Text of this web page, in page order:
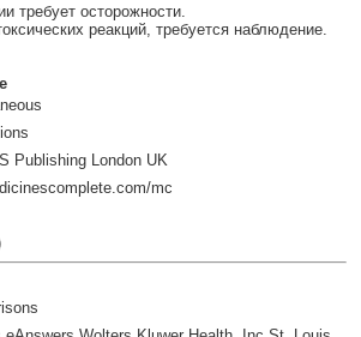
требует осторожности.
реакций, требуется наблюдение.
Publishing London UK
mc